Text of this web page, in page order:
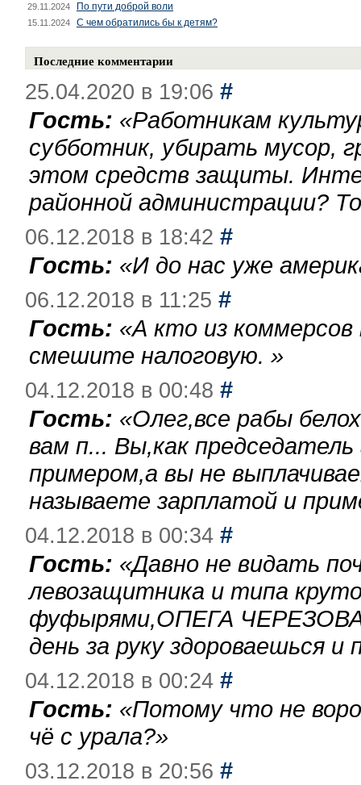
29.11.2024 По пути доброй воли
15.11.2024 С чем обратились бы к детям?
Последние комментарии
25.04.2020 в 19:06 #
Гость: «Работникам
субботник, убирать мусор,
этом средств защиты.
районной администрации?
06.12.2018 в 18:42 #
Гость: «И до нас уже
06.12.2018 в 11:25 #
Гость: «А кто из
смешите налоговую. »
04.12.2018 в 00:48 #
Гость: «Олег,все рабы
вам п... Вы,как
примером,а вы не
называете зарплатой и
04.12.2018 в 00:34 #
Гость: «Давно не видать
левозащитника и типа
фуфырями,ОПЕГА
день за руку здороваешься
04.12.2018 в 00:24 #
Гость: «Потому что не
чё с урала?»
03.12.2018 в 20:56 #